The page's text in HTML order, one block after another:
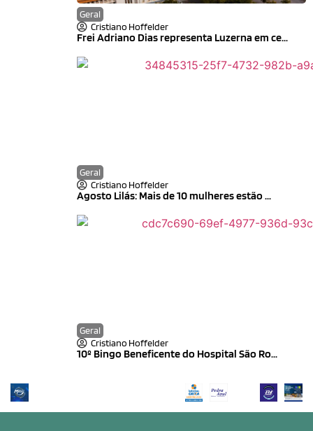
Geral
Cristiano Hoffelder
Frei Adriano Dias representa Luzerna em ce...
Geral
Cristiano Hoffelder
Agosto Lilás: Mais de 10 mulheres estão ...
Geral
Cristiano Hoffelder
10º Bingo Beneficente do Hospital São Ro...